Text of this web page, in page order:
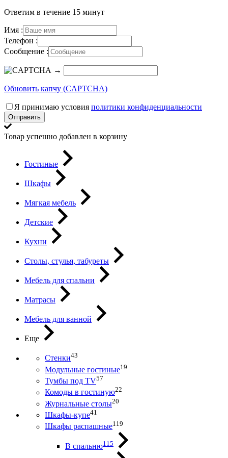
Ответим в течение 15 минут
Имя :
Телефон :
Сообщение :
→
Обновить капчу (CAPTCHA)
Я принимаю условия политики конфиденциальности
Отправить
Товар успешно добавлен в корзину
Гостиные
Шкафы
Мягкая мебель
Детские
Кухни
Столы, стулья, табуреты
Мебель для спальни
Матрасы
Мебель для ванной
Еще
Стенки43
Модульные гостиные19
Тумбы под ТV57
Комоды в гостиную22
Журнальные столы20
Шкафы-купе41
Шкафы распашные119
В спальню115